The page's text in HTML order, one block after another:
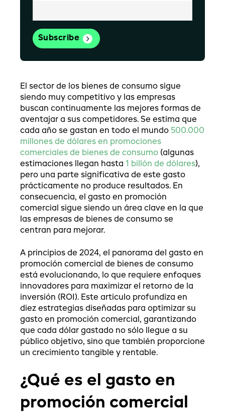
El sector de los bienes de consumo sigue
siendo muy competitivo y las empresas
buscan continuamente las mejores formas de
aventajar a sus competidores. Se estima que
cada año se gastan en todo el mundo 500.000
millones de dólares en promociones
comerciales de bienes de consumo (algunas
estimaciones llegan hasta 1 billón de dólares),
pero una parte significativa de este gasto
prácticamente no produce resultados. En
consecuencia, el gasto en promoción
comercial sigue siendo un área clave en la que
las empresas de bienes de consumo se
centran para mejorar.
A principios de 2024, el panorama del gasto en
promoción comercial de bienes de consumo
está evolucionando, lo que requiere enfoques
innovadores para maximizar el retorno de la
inversión (ROI). Este articulo profundiza en
diez estrategias diseñadas para optimizar su
gasto en promoción comercial, garantizando
que cada dólar gastado no sólo llegue a su
público objetivo, sino que también proporcione
un crecimiento tangible y rentable.
¿Qué es el gasto en
promoción comercial